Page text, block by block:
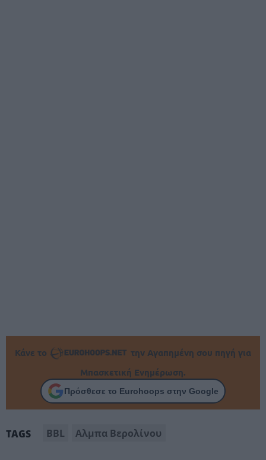
Κάνε το
την Αγαπημένη σου πηγή για
Μπασκετική Ενημέρωση.
Πρόσθεσε το Eurohoops στην Google
TAGS BBL Αλμπα Βερολίνου